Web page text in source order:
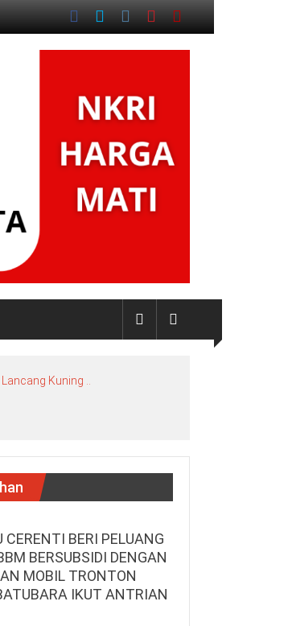
Kuning ..
CERENTI BERI PELUANG
BERSUBSIDI DENGAN
MOBIL TRONTON
IKUT ANTRIAN